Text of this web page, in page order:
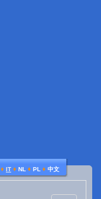
♦ IT ♦ NL ♦ PL ♦ 中文